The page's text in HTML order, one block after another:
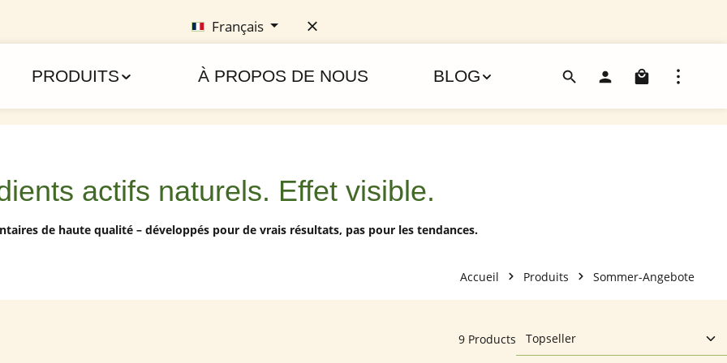
Français
PRODUITS À PROPOS DE NOUS BLOG Le
actifs naturels. Effet visible.
de haute qualité – développés pour de vrais résultats, pas pour les tendances.
Accueil Produits Sommer-Angebote
9 Products